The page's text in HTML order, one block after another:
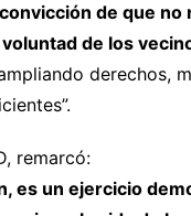
de que
de los
derechos,
remarcó:
es un ejercicio